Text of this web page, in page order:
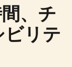
、チ
リテ